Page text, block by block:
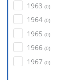
1963 (0)
1964 (0)
1965 (0)
1966 (0)
1967 (0)